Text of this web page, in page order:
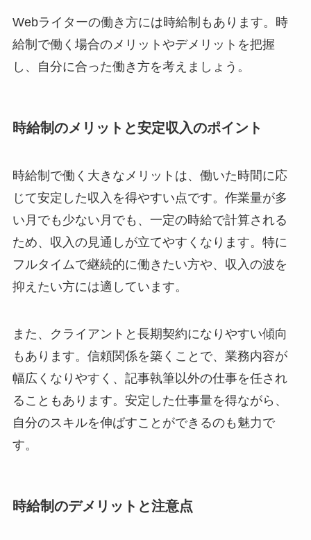
Webライターの働き方には時給制もあります。時
給制で働く場合のメリットやデメリットを把握
し、自分に合った働き方を考えましょう。
時給制のメリットと安定収入のポイント
時給制で働く大きなメリットは、働いた時間に応
じて安定した収入を得やすい点です。作業量が多
い月でも少ない月でも、一定の時給で計算される
ため、収入の見通しが立てやすくなります。特に
フルタイムで継続的に働きたい方や、収入の波を
抑えたい方には適しています。
また、クライアントと長期契約になりやすい傾向
もあります。信頼関係を築くことで、業務内容が
幅広くなりやすく、記事執筆以外の仕事を任され
ることもあります。安定した仕事量を得ながら、
自分のスキルを伸ばすことができるのも魅力で
す。
時給制のデメリットと注意点